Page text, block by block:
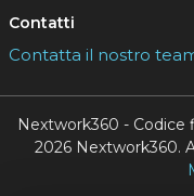
Contatti
Contatta il nostro
Nextwork360 - Codice
2026 Nextwork360.